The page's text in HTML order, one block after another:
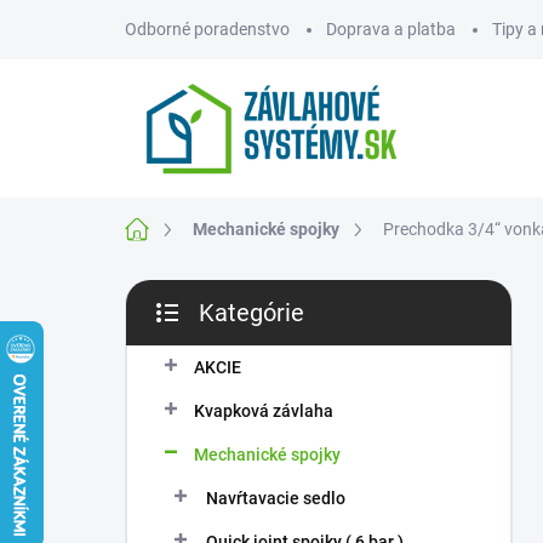
Odborné poradenstvo Doprava a platba Tipy a
DomovMechanické spojky Prechodka 3/4“
B
č
kategórie
Kategórie
AKCIE
Kvapková závlaha
Mechanické spojky
Navŕtavacie sedlo